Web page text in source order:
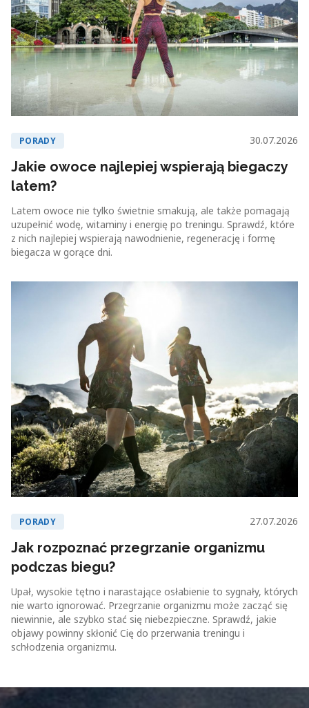
PORADY 30.07.2026
Jakie owoce najlepiej wspierają biegaczy
latem?
Latem owoce nie tylko świetnie smakują, ale także pomagają
uzupełnić wodę, witaminy i energię po treningu. Sprawdź, które
z nich najlepiej wspierają nawodnienie, regenerację i formę
biegacza w gorące dni.
PORADY 27.07.2026
Jak rozpoznać przegrzanie organizmu
podczas biegu?
Upał, wysokie tętno i narastające osłabienie to sygnały, których
nie warto ignorować. Przegrzanie organizmu może zacząć się
niewinnie, ale szybko stać się niebezpieczne. Sprawdź, jakie
objawy powinny skłonić Cię do przerwania treningu i
schłodzenia organizmu.